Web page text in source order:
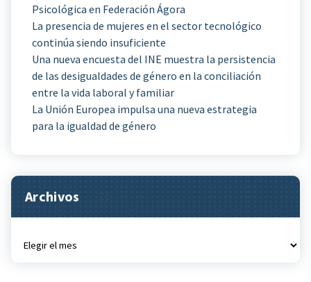
Psicológica en Federación Ágora
La presencia de mujeres en el sector tecnológico
continúa siendo insuficiente
Una nueva encuesta del INE muestra la persistencia
de las desigualdades de género en la conciliación
entre la vida laboral y familiar
La Unión Europea impulsa una nueva estrategia
para la igualdad de género
Archivos